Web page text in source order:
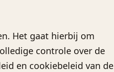
Het gaat hierbij om
controle over de
en cookiebeleid van de